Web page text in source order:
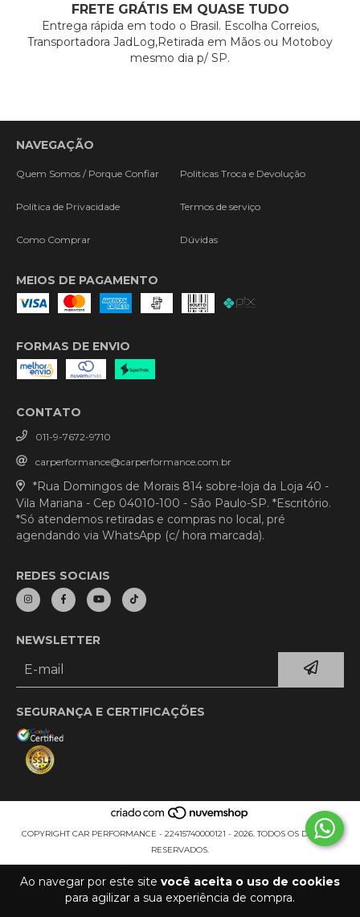
Ao navegar por este site você aceita o uso de cookies
para agilizar a sua experiência de compra.
FRETE GRÁTIS EM QUASE TUDO
Entrega rápida em todo o Brasil. Escolha Correios,
Transportadora JadLog,Retirada em Mãos ou Motoboy
mesmo dia p/ SP.
NAVEGAÇÃO
Quem Somos / Porque Confiar Politicas Troca e Devolução
Política de Privacidade Termos de serviço
Como Comprar Dúvidas
MEIOS DE PAGAMENTO
FORMAS DE ENVIO
CONTATO
011-9-7672-9710
carperformance@carperformance.com.br
*Rua Domingos de Morais 814 sobre-loja da Loja 40 -
Vila Mariana - Cep 04010-100 - São Paulo-SP. *Escritório.
*Só atendemos retiradas e compras no local, pré
agendando via WhatsApp (c/ hora marcada).
REDES SOCIAIS
NEWSLETTER
SEGURANÇA E CERTIFICAÇÕES
COPYRIGHT CAR PERFORMANCE - 22415740000121 - 2026. TODOS OS DIREITOS
RESERVADOS.